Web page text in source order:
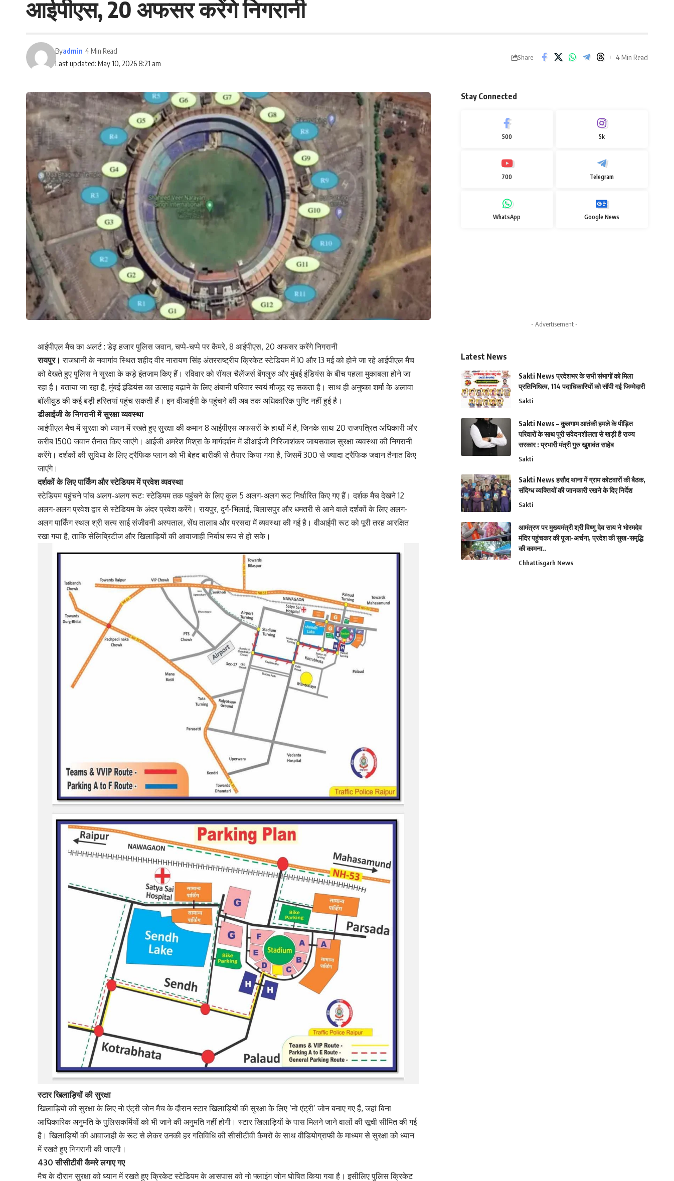
आईपीएस, 20 अफसर करेंगे निगरानी
Last updated: May 10, 2026 8:21 am
Byadmin 4 Min Read
Share 4 Min Read
आईपीएल मैच का अलर्ट : डेढ़ हजार पुलिस जवान, चप्पे-चप्पे पर कैमरे, 8 आईपीएस, 20 अफसर करेंगे निगरानी
रायपुर। राजधानी के नवागांव स्थित शहीद वीर नारायण सिंह अंतरराष्ट्रीय क्रिकेट स्टेडियम में 10 और 13 मई को होने जा रहे आईपीएल मैच
को देखते हुए पुलिस ने सुरक्षा के कड़े इंतजाम किए हैं। रविवार को रॉयल चैलेंजर्स बेंगलुरु और मुंबई इंडियंस के बीच पहला मुकाबला होने जा
रहा है। बताया जा रहा है, मुंबई इंडियंस का उत्साह बढ़ाने के लिए अंबानी परिवार स्वयं मौजूद रह सकता है। साथ ही अनुष्का शर्मा के अलावा
बॉलीवुड की कई बड़ी हस्तियां पहुंच सकती हैं। इन वीआईपी के पहुंचने की अब तक अधिकारिक पुष्टि नहीं हुई है।
डीआईजी के निगरानी में सुरक्षा व्यवस्था
आईपीएल मैच में सुरक्षा को ध्यान में रखते हुए सुरक्षा की कमान 8 आईपीएस अफसरों के हाथों में है, जिनके साथ 20 राजपत्रित अधिकारी और
करीब 1500 जवान तैनात किए जाएंगे। आईजी अमरेश मिश्रा के मार्गदर्शन में डीआईजी गिरिजाशंकर जायसवाल सुरक्षा व्यवस्था की निगरानी
करेंगे। दर्शकों की सुविधा के लिए ट्रैफिक प्लान को भी बेहद बारीकी से तैयार किया गया है, जिसमें 300 से ज्यादा ट्रैफिक जवान तैनात किए
जाएंगे।
दर्शकों के लिए पार्किंग और स्टेडियम में प्रवेश व्यवस्था
स्टेडियम पहुंचने पांच अलग-अलग रूटः स्टेडियम तक पहुंचने के लिए कुल 5 अलग-अलग रूट निर्धारित किए गए हैं। दर्शक मैच देखने 12
अलग-अलग प्रवेश द्वार से स्टेडियम के अंदर प्रवेश करेंगे। रायपुर, दुर्ग-भिलाई, बिलासपुर और धमतरी से आने वाले दर्शकों के लिए अलग-
अलग पार्किंग स्थल श्री सत्य साई संजीवनी अस्पताल, सेंध तालाब और परसदा में व्यवस्था की गई है। वीआईपी रूट को पूरी तरह आरक्षित
रखा गया है, ताकि सेलिब्रिटीज और खिलाड़ियों की आवाजाही निर्बाध रूप से हो सके।
स्टार खिलाड़ियों की सुरक्षा
खिलाड़ियों की सुरक्षा के लिए नो एंट्री जोन मैच के दौरान स्टार खिलाड़ियों की सुरक्षा के लिए ‘नो एंट्री’ जोन बनाए गए हैं, जहां बिना
आधिकारिक अनुमति के पुलिसकर्मियों को भी जाने की अनुमति नहीं होगी। स्टार खिलाड़ियों के पास मिलने जाने वालों की सूची सीमित की गई
है। खिलाड़ियों की आवाजाही के रूट से लेकर उनकी हर गतिविधि की सीसीटीवी कैमरों के साथ वीडियोग्राफी के माध्यम से सुरक्षा को ध्यान
में रखते हुए निगरानी की जाएगी।
430 सीसीटीवी कैमरे लगाए गए
मैच के दौरान सुरक्षा को ध्यान में रखते हुए क्रिकेट स्टेडियम के आसपास को नो फ्लाइंग जोन घोषित किया गया है। इसीलिए पुलिस क्रिकेट
Stay Connected
500 5k
700 Telegram
WhatsApp Google News
- Advertisement -
Latest News
Sakti News प्रदेशभर के सभी संभागों को मिला
प्रतिनिधित्व, 114 पदाधिकारियों को सौंपी गई जिम्मेदारी
Sakti
Sakti News – कुलगाम आतंकी हमले के पीड़ित
परिवारों के साथ पूरी संवेदनशीलता से खड़ी है राज्य
सरकार : प्रभारी मंत्री गुरु खुशवंत साहेब
Sakti
Sakti News हसौद थाना में ग्राम कोटवारों की बैठक,
संदिग्ध व्यक्तियों की जानकारी रखने के दिए निर्देश
Sakti
आमंत्रण पर मुख्यमंत्री श्री विष्णु देव साय ने भोरमदेव
मंदिर पहुंचकर की पूजा-अर्चना, प्रदेश की सुख-समृद्धि
की कामना..
Chhattisgarh News